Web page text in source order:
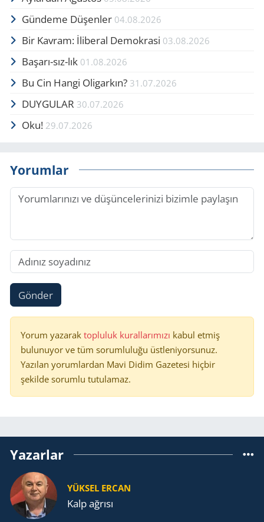
Gündeme Düşenler 04.08.2026
Bir Kavram: İliberal Demokrasi 03.08.2026
Başarı-sız-lık 01.08.2026
Bu Cin Hangi Oligarkın? 31.07.2026
DUYGULAR 30.07.2026
Oku! 29.07.2026
Yorumlar
Gönder
Yorum yazarak topluluk kurallarımızı kabul etmiş
bulunuyor ve tüm sorumluluğu üstleniyorsunuz.
Yazılan yorumlardan Mavi Didim Gazetesi hiçbir
şekilde sorumlu tutulamaz.
Yazarlar
YÜKSEL ERCAN
Kalp ağrısı